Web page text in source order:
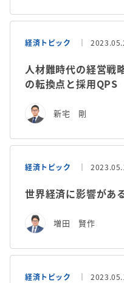
経済トピック
人材難時代の経営戦
の転換点と採用QPS
新宅 剛
経済トピック
世界経済に影響があ
増田 賢作
経済トピック